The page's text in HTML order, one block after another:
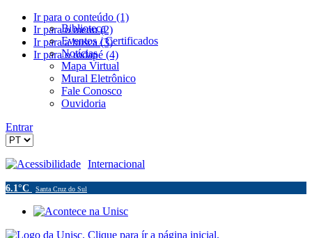
Ir para o conteúdo (1)
Ir para o menu (2)
Ir para a busca (3)
Ir para o rodapé (4)
Biblioteca
Eventos / Certificados
Notícias
Mapa Virtual
Mural Eletrônico
Fale Conosco
Ouvidoria
Entrar
Acessibilidade Internacional
6.1°C Santa Cruz do Sul